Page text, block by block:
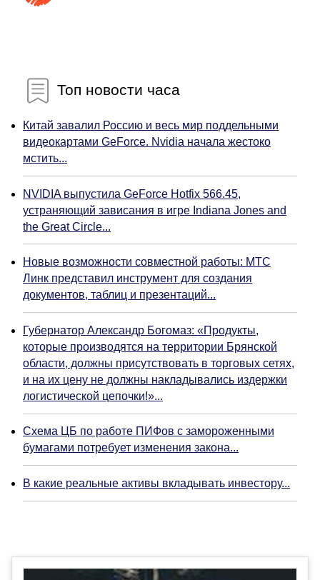
Топ новости часа
Китай завалил Россию и весь мир поддельными
видеокартами GeForce. Nvidia начала жестоко
мстить...
NVIDIA выпустила GeForce Hotfix 566.45,
устраняющий зависания в игре Indiana Jones and
the Great Circle...
Новые возможности совместной работы: МТС
Линк представил инструмент для создания
документов, таблиц и презентаций...
Губернатор Александр Богомаз: «Продукты,
которые производятся на территории Брянской
области, должны присутствовать в торговых сетях,
и на их цену не должны накладывались издержки
логистической цепочки!»...
Схема ЦБ по работе ПИФов с замороженными
бумагами потребует изменения закона...
В какие реальные активы вкладывать инвестору...